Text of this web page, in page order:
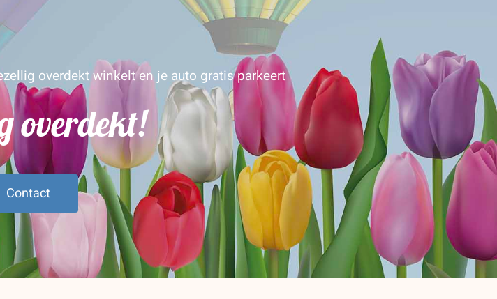
overdekt winkelt en je auto gratis parkeert
overdekt!
Contact